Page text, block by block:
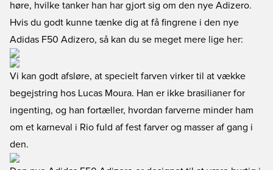
høre, hvilke tanker han har gjort sig om den nye Adizero.
Hvis du godt kunne tænke dig at få fingrene i den nye
Adidas F50 Adizero, så kan du se meget mere lige her:
Vi kan godt afsløre, at specielt farven virker til at vække
begejstring hos Lucas Moura. Han er ikke brasilianer for
ingenting, og han fortæller, hvordan farverne minder ham
om et karneval i Rio fuld af fest farver og masser af gang i
den.